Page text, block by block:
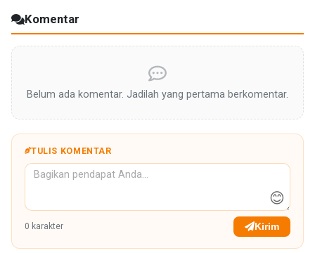
Komentar
Belum ada komentar. Jadilah yang pertama berkomentar.
TULIS KOMENTAR
😊
0 karakter Kirim